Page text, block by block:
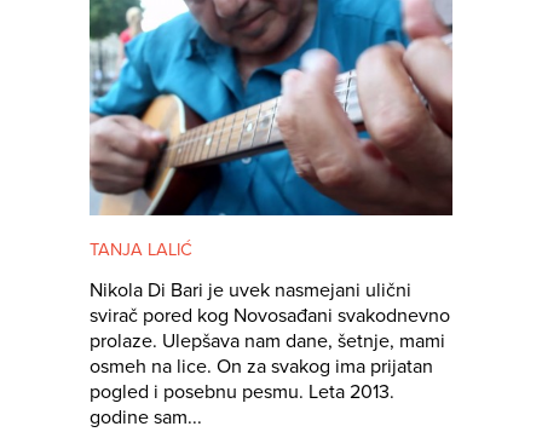
TANJA LALIĆ
Nikola Di Bari je uvek nasmejani ulični
svirač pored kog Novosađani svakodnevno
prolaze. Ulepšava nam dane, šetnje, mami
osmeh na lice. On za svakog ima prijatan
pogled i posebnu pesmu. Leta 2013.
godine sam...